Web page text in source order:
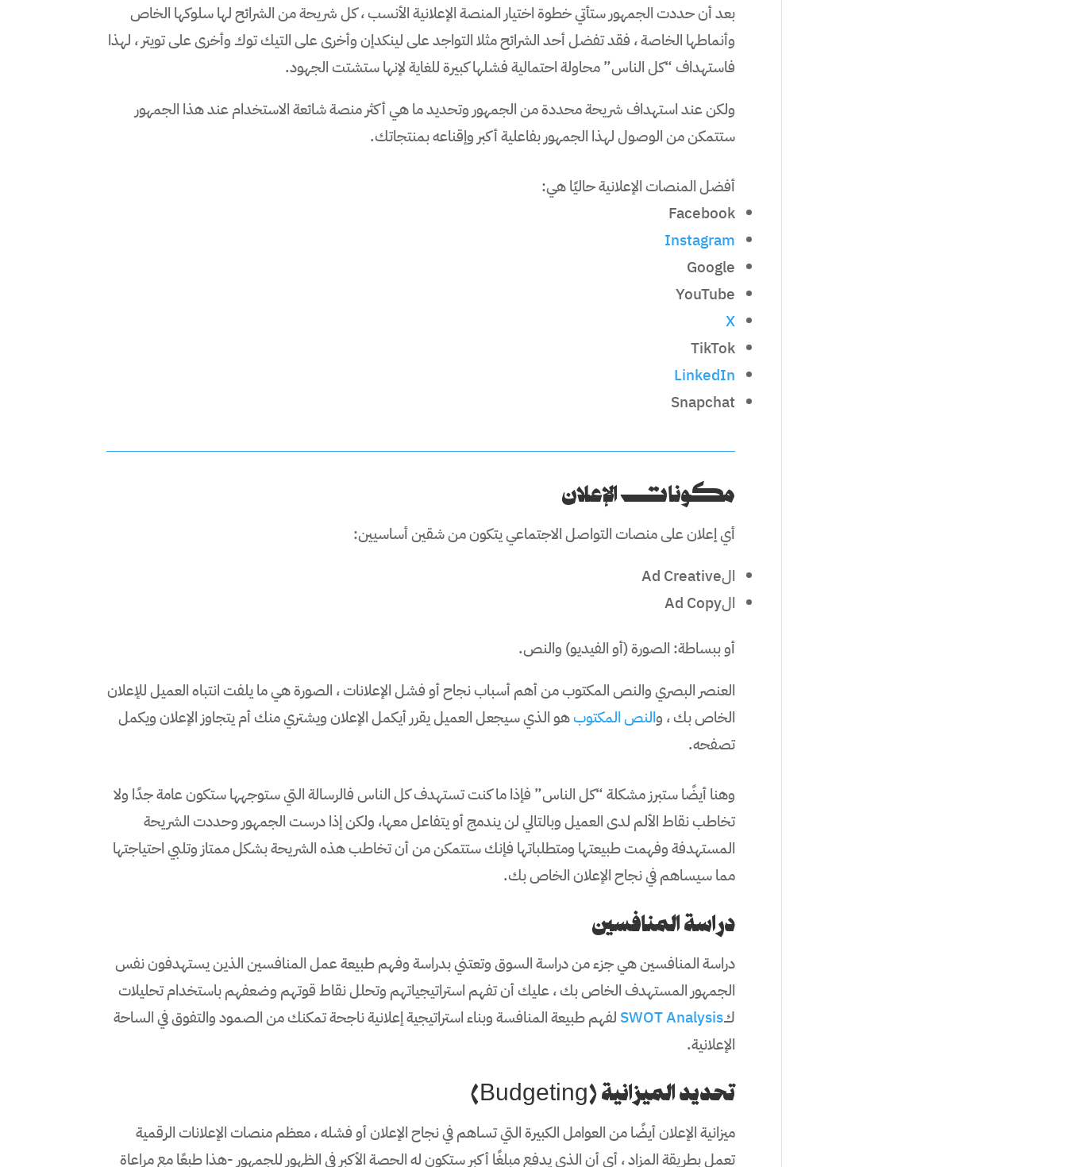
بعد أن حددت الجمهور ستأتي خطوة اختيار المنصة الإعلانية الأنسب ، كل شريحة من الشرائح لها سلوكها الخاص
وأنماطها الخاصة ، فقد تفضل أحد الشرائح مثلا التواجد على لينكدإن وأخرى على التيك توك وأخرى على تويتر ، لهذا
فاستهداف “كل الناس” محاولة احتمالية فشلها كبيرة للغاية لإنها ستشتت الجهود.
ولكن عند استهداف شريحة محددة من الجمهور وتحديد ما هي أكثر منصة شائعة الاستخدام عند هذا الجمهور
ستتمكن من الوصول لهذا الجمهور بفاعلية أكبر وإقناعه بمنتجاتك.
أفضل المنصات الإعلانية حاليًا هي:
Facebook
Instagram
Google
YouTube
X
TikTok
LinkedIn
Snapchat
مكونات الإعلان
أي إعلان على منصات التواصل الاجتماعي يتكون من شقين أساسيين:
الAd Creative
الAd Copy
أو ببساطة: الصورة (أو الفيديو) والنص.
العنصر البصري والنص المكتوب من أهم أسباب نجاح أو فشل الإعلانات ، الصورة هي ما يلفت انتباه العميل للإعلان
الخاص بك ، والنص المكتوبهو الذي سيجعل العميل يقرر أيكمل الإعلان ويشتري منك أم يتجاوز الإعلان ويكمل
تصفحه.
وهنا أيضًا ستبرز مشكلة “كل الناس” فإذا ما كنت تستهدف كل الناس فالرسالة التي ستوجهها ستكون عامة جدًا ولا
تخاطب نقاط الألم لدى العميل وبالتالي لن يندمج أو يتفاعل معها، ولكن إذا درست الجمهور وحددت الشريحة
المستهدفة وفهمت طبيعتها ومتطلباتها فإنك ستتمكن من أن تخاطب هذه الشريحة بشكل ممتاز وتلبي احتياجتها
مما سيساهم في نجاح الإعلان الخاص بك.
دراسة المنافسين
دراسة المنافسين هي جزء من دراسة السوق وتعتني بدراسة وفهم طبيعة عمل المنافسين الذين يستهدفون نفس
الجمهور المستهدف الخاص بك ، عليك أن تفهم استراتيجياتهم وتحلل نقاط قوتهم وضعفهم باستخدام تحليلات
كSWOT Analysis لفهم طبيعة المنافسة وبناء استراتيجية إعلانية ناجحة تمكنك من الصمود والتفوق في الساحة
الإعلانية.
تحديد الميزانية (Budgeting)
ميزانية الإعلان أيضًا من العوامل الكبيرة التي تساهم في نجاح الإعلان أو فشله ، معظم منصات الإعلانات الرقمية
تعمل بطريقة المزاد ، أي أن الذي يدفع مبلغًا أكبر ستكون له الحصة الأكبر في الظهور للجمهور -هذا طبعًا مع مراعاة